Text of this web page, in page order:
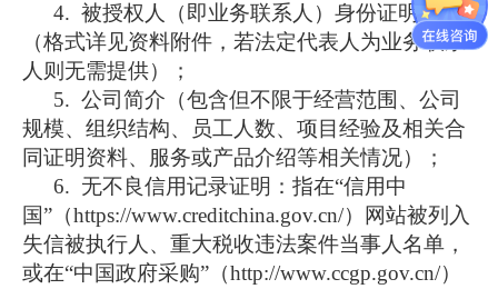
4. 被授权人（即业务联系人）身份证明文件
（格式详见资料附件，若法定代表人为业务联系
人则无需提供）；
5. 公司简介（包含但不限于经营范围、公司
规模、组织结构、员工人数、项目经验及相关合
同证明资料、服务或产品介绍等相关情况）；
6. 无不良信用记录证明：指在“信用中
国” （https://www.creditchina.gov.cn/）网站被列入
失信被执行人、重大税收违法案件当事人名单，
或在“中国政府采购”（http://www.ccgp.gov.cn/）